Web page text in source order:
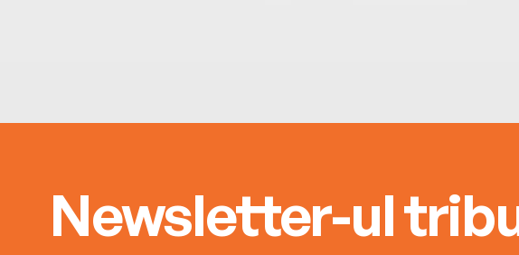
Newsletter-ul